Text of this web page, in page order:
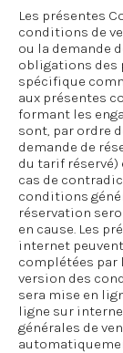
Les présentes
conditions de
ou la demande
obligations des
spécifique
aux présentes
formant les
sont, par ordre
demande de
du tarif réservé)
cas de
conditions
réservation
en cause. Les
internet
complétées par
version des
sera mise en
ligne sur
générales de